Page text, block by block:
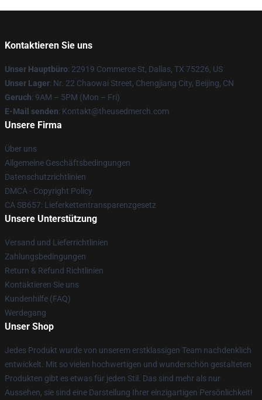
Kontaktieren Sie uns
Unser Hauptbüro: 22919 Commerce St, Dallas, TX 75226, US
Unser Lager: Nr. 22 Chaowai Street, Chengjiang City, Beijing, CN
Geruch: 9AM – 5PM (Mon – Fri)
E-Mail senden: Kontakt@theusedmerch.com
Unsere Firma
Über uns
Allgemeine Geschäftsbedingungen
Datenschutzrichtlinien
DMCA - Copyright Policy
CA SB657: Lieferkettentransparenzgesetz
Unsere Unterstützung
Versand und Lieferrichtlinien
Zahlungsbedingungen
Return & Refund Richtlinien
Kontaktieren Sie uns
Kundenhilfe (FAQ)
Werdegang
Unser Shop
Jedes Produkt wurde von unserem erstklassigen Team nachdenklich
entwickelt. Mit so vielen hochwertigen und wunderschön gestalteten
Produkten gibt es etwas für jeden Stil. Das sind mehr als nur
Aussehen, sie sind eine Darstellung Ihrer einzigartigen Persönlichkeit!